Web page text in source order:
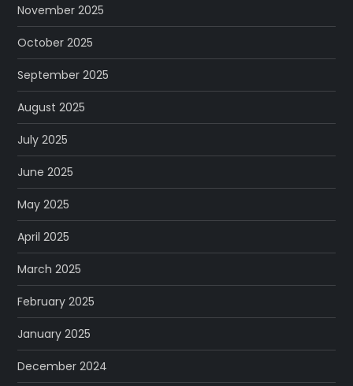
November 2025
October 2025
September 2025
August 2025
July 2025
June 2025
May 2025
April 2025
March 2025
February 2025
January 2025
December 2024